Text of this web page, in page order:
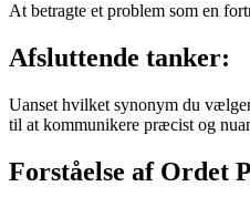
At betragte et problem som en
Afsluttende tanker:
Uanset hvilket synonym du
til at kommunikere præcist og
Forståelse af Ordet